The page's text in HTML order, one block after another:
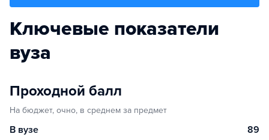
Ключевые показатели
вуза
Проходной балл
На бюджет, очно, в среднем за предмет
В вузе 89